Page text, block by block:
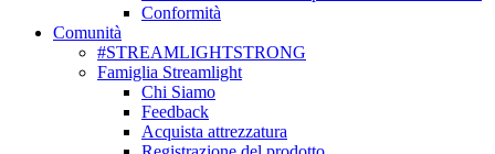
Conformità
Comunità
#STREAMLIGHTSTRONG
Famiglia Streamlight
Chi Siamo
Feedback
Acquista attrezzatura